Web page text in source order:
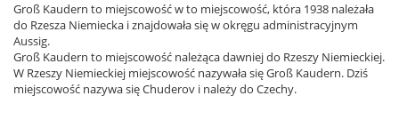
Groß Kaudern to miejscowość w to miejscowość, która 1938 należała
do Rzesza Niemiecka i znajdowała się w okręgu administracyjnym
Aussig.
Groß Kaudern to miejscowość należąca dawniej do Rzeszy Niemieckiej.
W Rzeszy Niemieckiej miejscowość nazywała się Groß Kaudern. Dziś
miejscowość nazywa się Chuderov i należy do Czechy.